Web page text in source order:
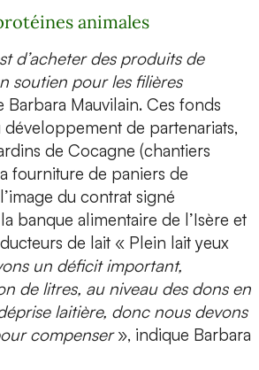
animales
d’acheter des produits de
soutien pour les filières
Mauvilain. Ces fonds
développement de partenariats,
de Cocagne (chantiers
fourniture de paniers de
du contrat signé
banque alimentaire de l’Isère et
de lait « Plein lait yeux
un déficit important,
de litres, au niveau des dons en
laitière, donc nous devons
compenser», indique Barbara